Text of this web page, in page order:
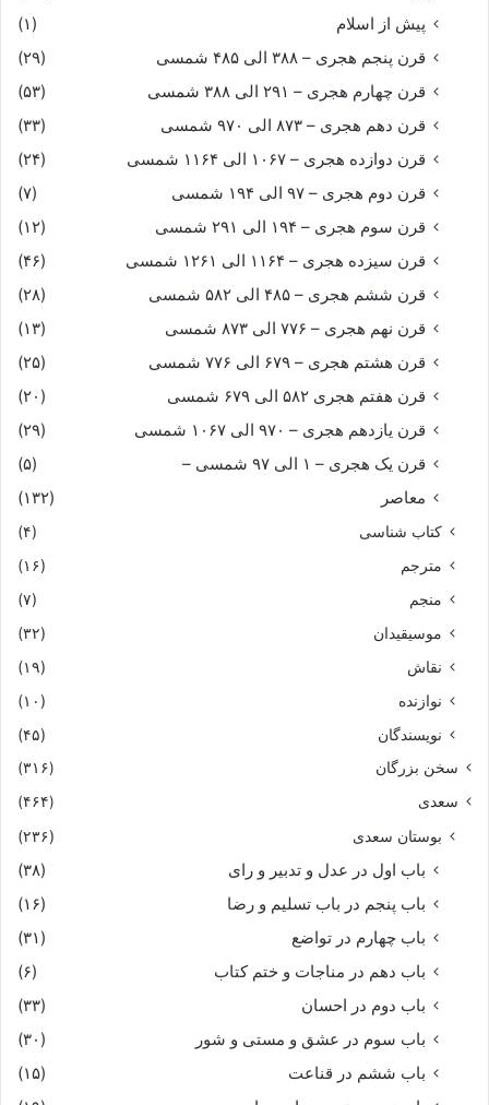
پیش از اسلام
(۱)
قرن پنجم هجری – ۳۸۸ الی ۴۸۵ شمسی
(۲۹)
قرن چهارم هجری – ۲۹۱ الی ۳۸۸ شمسی
(۵۳)
قرن دهم هجری – ۸۷۳ الی ۹۷۰ شمسی
(۳۳)
قرن دوازده هجری – ۱۰۶۷ الی ۱۱۶۴ شمسی
(۲۴)
قرن دوم هجری – ۹۷ الی ۱۹۴ شمسی
(۷)
قرن سوم هجری – ۱۹۴ الی ۲۹۱ شمسی
(۱۲)
قرن سیزده هجری – ۱۱۶۴ الی ۱۲۶۱ شمسی
(۴۶)
قرن ششم هجری – ۴۸۵ الی ۵۸۲ شمسی
(۲۸)
قرن نهم هجری – ۷۷۶ الی ۸۷۳ شمسی
(۱۳)
قرن هشتم هجری – ۶۷۹ الی ۷۷۶ شمسی
(۲۵)
قرن هفتم هجری ۵۸۲ الی ۶۷۹ شمسی
(۲۰)
قرن یازدهم هجری – ۹۷۰ الی ۱۰۶۷ شمسی
(۲۹)
قرن یک هجری – ۱ الی ۹۷ شمسی –
(۵)
معاصر
(۱۳۲)
کتاب شناسی
(۴)
مترجم
(۱۶)
منجم
(۷)
موسیقیدان
(۳۲)
نقاش
(۱۹)
نوازنده
(۱۰)
نویسندگان
(۴۵)
سخن بزرگان
(۳۱۶)
سعدی
(۴۶۴)
بوستان سعدی (۲۳۶)
باب اول در عدل و تدبیر و رای
(۳۸)
باب پنجم در باب تسلیم و رضا
(۱۶)
باب چهارم در تواضع
(۳۱)
باب دهم در مناجات و ختم کتاب
(۶)
باب دوم در احسان
(۳۳)
باب سوم در عشق و مستی و شور
(۳۰)
باب ششم در قناعت
(۱۵)